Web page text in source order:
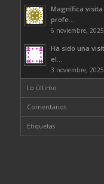
Magnífica
profe...
6 noviembre,
Ha sido una
el...
3 noviembre, 2025
Lo último
Comentarios
Etiquetas